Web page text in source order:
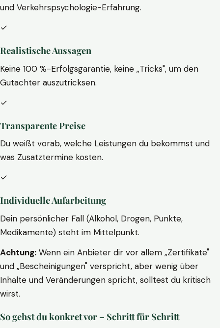
und Verkehrspsychologie-Erfahrung.
✓
Realistische Aussagen
Keine 100 %-Erfolgsgarantie, keine „Tricks", um den
Gutachter auszutricksen.
✓
Transparente Preise
Du weißt vorab, welche Leistungen du bekommst und
was Zusatztermine kosten.
✓
Individuelle Aufarbeitung
Dein persönlicher Fall (Alkohol, Drogen, Punkte,
Medikamente) steht im Mittelpunkt.
Achtung: Wenn ein Anbieter dir vor allem „Zertifikate"
und „Bescheinigungen" verspricht, aber wenig über
Inhalte und Veränderungen spricht, solltest du kritisch
wirst.
So gehst du konkret vor – Schritt für Schritt